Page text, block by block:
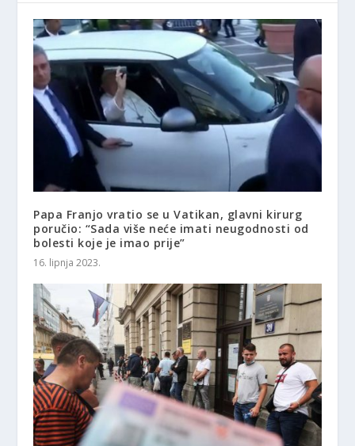
Papa Franjo vratio se u Vatikan, glavni kirurg
poručio: “Sada više neće imati neugodnosti od
bolesti koje je imao prije”
16. lipnja 2023.